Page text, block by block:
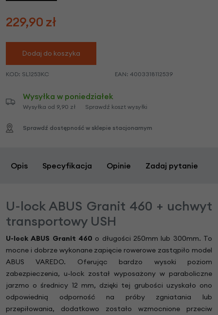
229,90 zł
Dodaj do koszyka
KOD: SL1253KC EAN: 4003318112539
Wysyłka w poniedziałek
Wysyłka od 9,90 zł Sprawdź koszt wysyłki
Sprawdź dostępność w sklepie stacjonarnym
Opis Specyfikacja Opinie Zadaj pytanie
U-lock ABUS Granit 460 + uchwyt
transportowy USH
U-lock ABUS Granit 460 o długości 250mm lub 300mm. To
mocne i dobrze wykonane zapięcie rowerowe zastąpiło model
ABUS VAREDO. Oferując bardzo wysoki poziom
zabezpieczenia, u-lock został wyposażony w paraboliczne
jarzmo o średnicy 12 mm, dzięki tej grubości uzyskało ono
odpowiednią odporność na próby zgniatania lub
przepiłowania, dodatkowo zostało wzmocnione przeciw